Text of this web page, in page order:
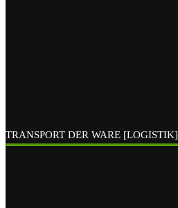
TRANSPORT DER WARE [LOGISTIK]